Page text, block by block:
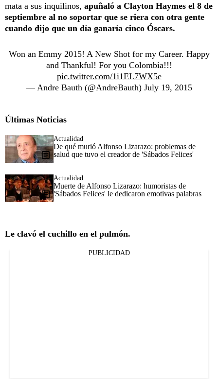
mata a sus inquilinos, apuñaló a Clayton Haymes el 8 de
septiembre al no soportar que se riera con otra gente
cuando dijo que un día ganaría cinco Óscars.
Won an Emmy 2015! A New Shot for my Career. Happy
and Thankful! For you Colombia!!!
pic.twitter.com/1i1EL7WX5e
— Andre Bauth (@AndreBauth) July 19, 2015
Últimas Noticias
Actualidad
De qué murió Alfonso Lizarazo: problemas de
salud que tuvo el creador de 'Sábados Felices'
Actualidad
Muerte de Alfonso Lizarazo: humoristas de
'Sábados Felices' le dedicaron emotivas palabras
Le clavó el cuchillo en el pulmón.
PUBLICIDAD